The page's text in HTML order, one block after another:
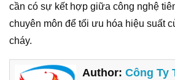
cần có sự kết hợp giữa công nghệ
chuyên môn để tối ưu hóa hiệu suất
cháy.
Author:Công Ty